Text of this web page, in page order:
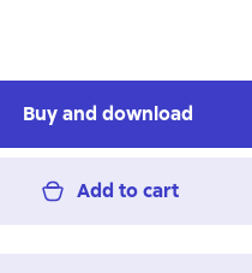
Buy and download
Add to cart